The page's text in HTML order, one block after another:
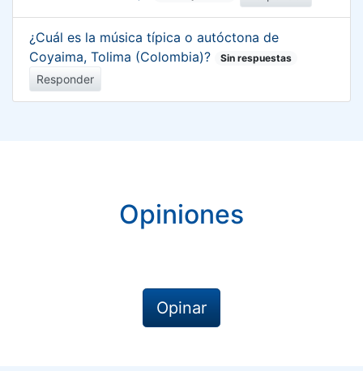
¿Cuál es la música típica o autóctona de
Coyaima, Tolima (Colombia)?
Sin respuestas
Responder
Opiniones
Opinar